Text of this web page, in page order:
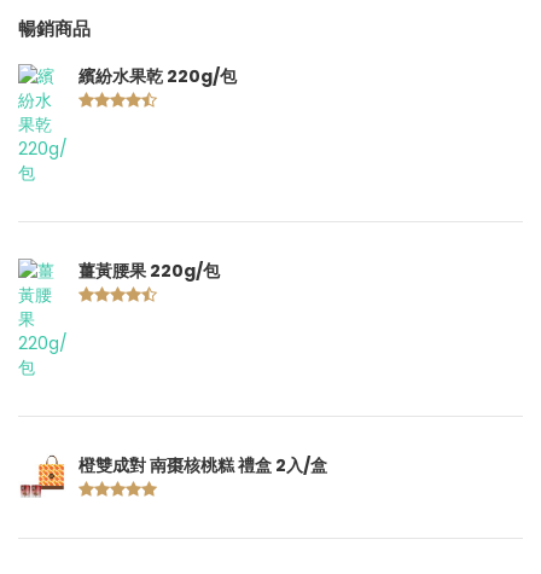
暢銷商品
繽紛水果乾 220g/包
薑黃腰果 220g/包
橙雙成對 南棗核桃糕 禮盒 2入/盒